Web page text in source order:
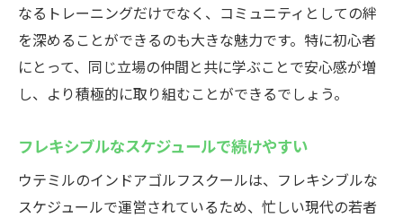
なるトレーニングだけでなく、コミュニティとしての絆
を深めることができるのも大きな魅力です。特に初心者
にとって、同じ立場の仲間と共に学ぶことで安心感が増
し、より積極的に取り組むことができるでしょう。
フレキシブルなスケジュールで続けやすい
ウテミルのインドアゴルフスクールは、フレキシブルな
スケジュールで運営されているため、忙しい現代の若者